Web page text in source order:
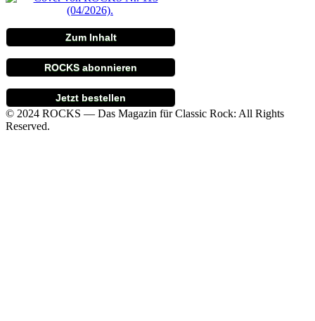
Zum Inhalt
ROCKS abonnieren
Jetzt bestellen
© 2024 ROCKS — Das Magazin für Classic Rock: All Rights
Reserved.